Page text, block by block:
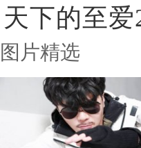
天下的至
图片精选